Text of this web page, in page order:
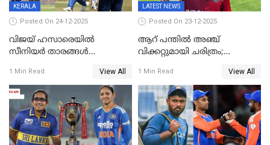
KERALA
Posted On 24-12-2025
വിജയ് ഹസാരെയിൽ
സീനിയർ താരങ്ങൾ
സച്ചിന്‍റെ റെക്കോഡ് മറികടന്ന്
കോഹ്‌ലി, രോഹിത്
വാർണർക്കൊപ്പം
1 Min Read View All
LATEST NEWS
Posted On 23-12-2025
ആറ് പന്തിൽ അഞ്ച്
വിക്കറ്റുമായി ചരിത്രം;
റെക്കോഡുമായി
ഇന്തോനേഷ്യൻ താരം
1 Min Read View All